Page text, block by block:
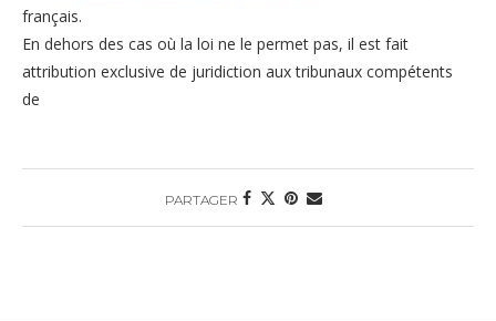
français.
En dehors des cas où la loi ne le permet pas, il est fait
attribution exclusive de juridiction aux tribunaux compétents
de
PARTAGER